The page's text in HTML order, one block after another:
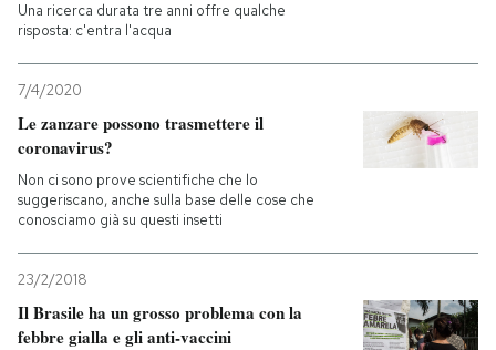
Internet
Sport
Ok Boomer!
Mondiali calcio 2026
NEWSLETTER
Una ricerca durata tre anni offre qualche
risposta: c'entra l'acqua
7/4/2020
Le zanzare possono trasmettere il
coronavirus?
Non ci sono prove scientifiche che lo
suggeriscano, anche sulla base delle cose che
conosciamo già su questi insetti
23/2/2018
Il Brasile ha un grosso problema con la
febbre gialla e gli anti-vaccini